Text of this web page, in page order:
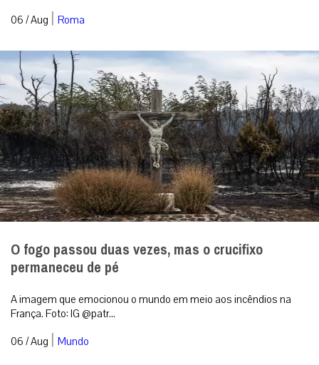
06 / Aug | Roma
O fogo passou duas vezes, mas o crucifixo
permaneceu de pé
A imagem que emocionou o mundo em meio aos incêndios na
França. Foto: IG @patr...
06 / Aug | Mundo